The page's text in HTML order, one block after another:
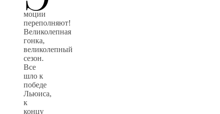
моции
переполняют!
Великолепная
гонка,
великолепный
сезон.
Все
шло к
победе
Льюиса,
к
концу